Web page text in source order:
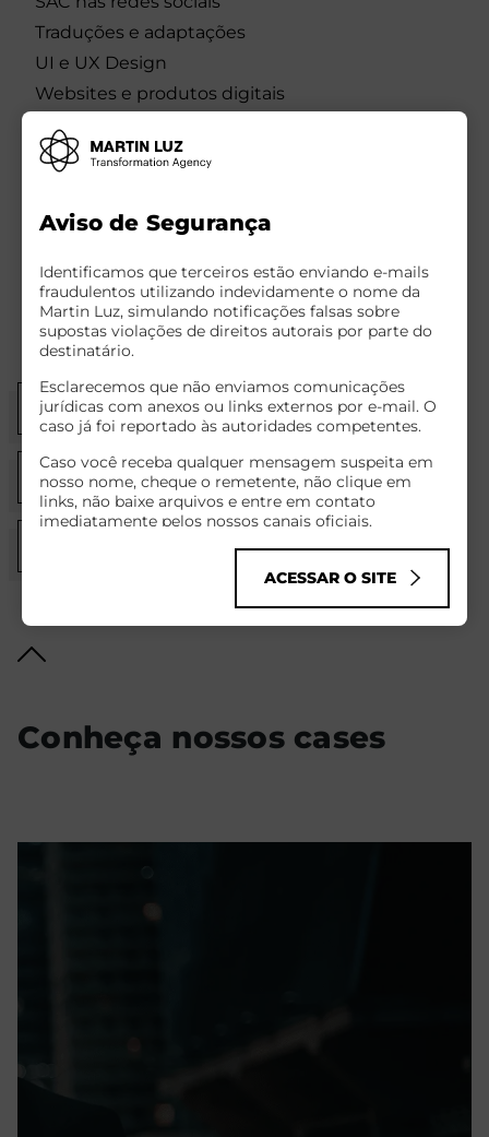
Traduções e adaptações
UI e UX Design
Websites e produtos digitais
Formatos de trabalho
Equipes exclusivas Consultoria
Equipes compartilhadas
Conheça nossos cases
Aviso de Segurança
Identificamos que terceiros estão enviando e-mails
fraudulentos utilizando indevidamente o nome da
Martin Luz, simulando notificações falsas sobre
supostas violações de direitos autorais por parte do
destinatário.
Esclarecemos que não enviamos comunicações
jurídicas com anexos ou links externos por e-mail. O
caso já foi reportado às autoridades competentes.
Caso você receba qualquer mensagem suspeita em
nosso nome, cheque o remetente, não clique em
links, não baixe arquivos e entre em contato
imediatamente pelos nossos canais oficiais.
Infelizmente, golpes cibernéticos como esse têm se
tornado comuns no mundo todo, explorando o nome
ACESSAR O SITE